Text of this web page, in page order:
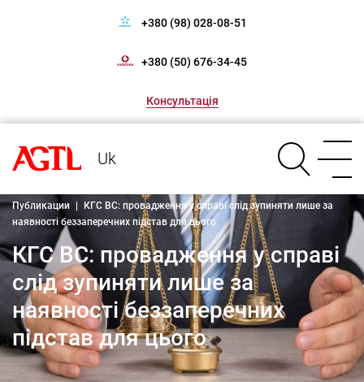
+380 (98) 028-08-51
+380 (50) 676-34-45
Консультація
Uk
Публикации
КГС ВС: провадження у справі слід зупиняти лише за
наявності беззаперечних підстав для цього
КГС ВС: провадження у справі
слід зупиняти лише за
наявності беззаперечних
підстав для цього